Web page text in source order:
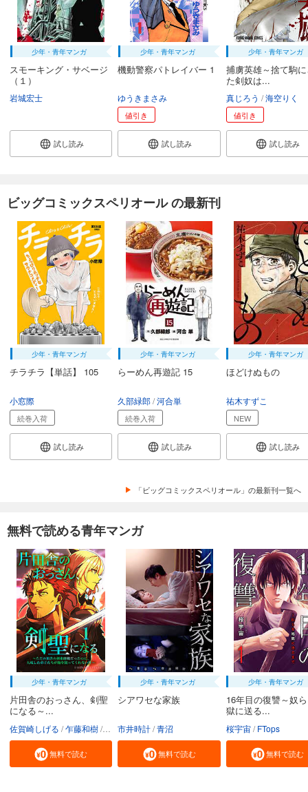
少年・青年マンガ
スモーキング・サベージ
（１）
岩城宏士
試し読み
少年・青年マンガ
機動警察パトレイバー 1
ゆうきまさみ
値引き
試し読み
少年・青年マンガ
捕虜英雄～捨て駒
た剣奴は...
真じろう 海空りく
値引き
試し読み
ビッグコミックスペリオール の最新刊
少年・青年マンガ
チラチラ【単話】 105
小窓際
続巻入荷
試し読み
少年・青年マンガ
らーめん再遊記 15
久部緑郎 河合単
続巻入荷
試し読み
少年・青年マンガ
ほどけぬもの
祐木すずこ
NEW
試し読み
「ビッグコミックスペリオール」の最新刊一覧へ
無料で読める青年マンガ
少年・青年マンガ
片田舎のおっさん、剣聖
になる～...
佐賀崎しげる 乍藤和樹 鍋島テツヒロ
無料で読む
少年・青年マンガ
シアワセな家族
市井時計 青沼
無料で読む
少年・青年マンガ
16年目の復讐～奴
獄に送る...
桜宇宙 FTops
無料で読む